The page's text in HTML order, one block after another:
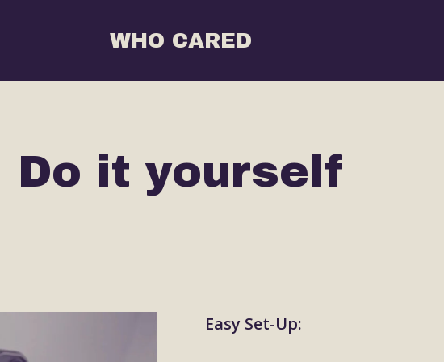
WHO CARED
Do it yourself
Easy Set-Up: